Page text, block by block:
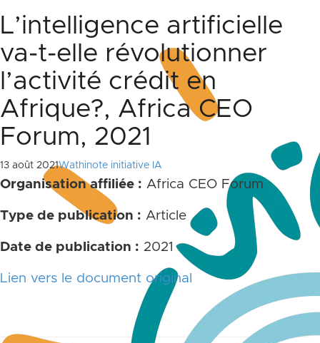
L’intelligence artificielle
va-t-elle révolutionner
l’activité crédit en
Afrique?, Africa CEO
Forum, 2021
13 août 2021Wathinote initiative IA
Organisation affiliée : Africa CEO Forum
Type de publication : Article
Date de publication : 2021
Lien vers le document original